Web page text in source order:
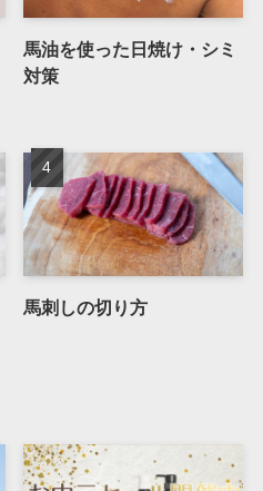
馬油を使った日焼け・シミ
対策
馬刺しの切り方